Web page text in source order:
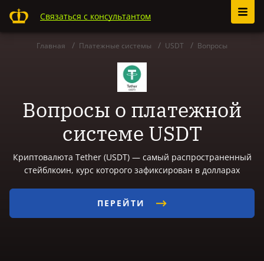
Связаться с консультантом
Главная Платежные системы USDT Вопросы
Вопросы о платежной
системе USDT
Криптовалюта Tether (USDT) — самый распространенный
стейблкоин, курс которого зафиксирован в долларах
ПЕРЕЙТИ